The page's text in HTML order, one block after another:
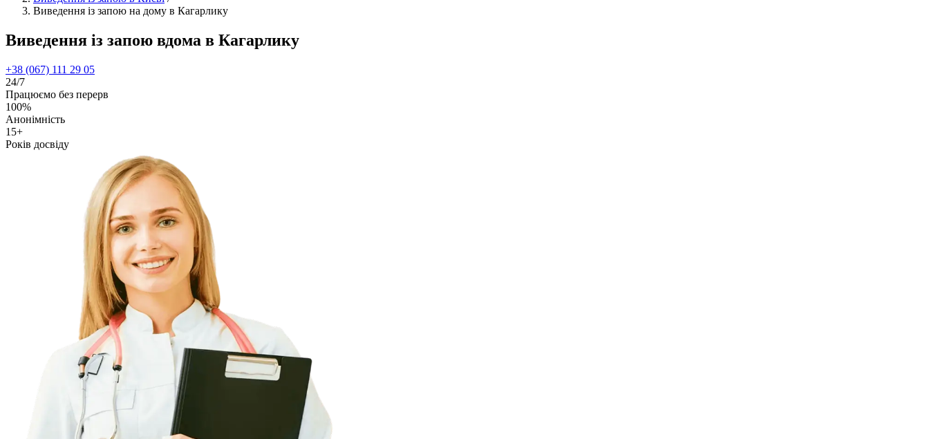
Виведення із запою на дому в Кагарлику
Виведення із запою вдома в Кагарлику
+38 (067) 111 29 05
24/7
Працюємо без перерв
100%
Анонімність
15+
Років досвіду